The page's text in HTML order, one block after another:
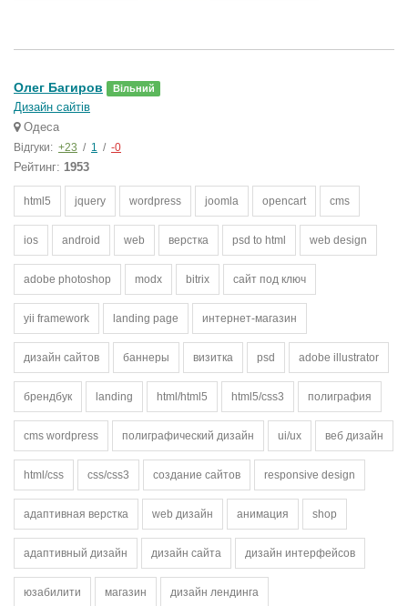
Олег Багиров Вільний
Дизайн сайтів
Одеса
Відгуки: +23 / 1 / -0
Рейтинг: 1953
html5 jquery wordpress joomla opencart cms
ios android web верстка psd to html web design
adobe photoshop modx bitrix сайт под ключ
yii framework landing page интернет-магазин
дизайн сайтов баннеры визитка psd adobe illustrator
брендбук landing html/html5 html5/css3 полиграфия
cms wordpress полиграфический дизайн ui/ux веб дизайн
html/css css/css3 создание сайтов responsive design
адаптивная верстка web дизайн анимация shop
адаптивный дизайн дизайн сайта дизайн интерфейсов
юзабилити магазин дизайн лендинга